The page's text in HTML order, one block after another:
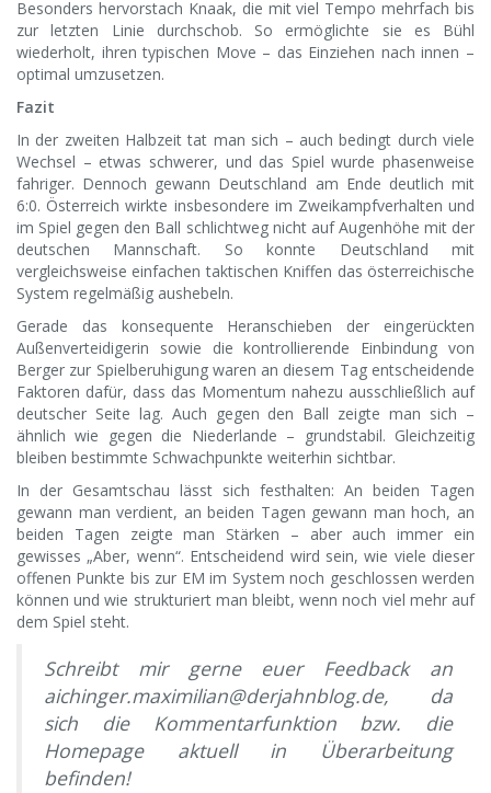
Besonders hervorstach Knaak, die mit viel Tempo mehrfach bis
zur letzten Linie durchschob. So ermöglichte sie es Bühl
wiederholt, ihren typischen Move – das Einziehen nach innen –
optimal umzusetzen.
Fazit
In der zweiten Halbzeit tat man sich – auch bedingt durch viele
Wechsel – etwas schwerer, und das Spiel wurde phasenweise
fahriger. Dennoch gewann Deutschland am Ende deutlich mit
6:0. Österreich wirkte insbesondere im Zweikampfverhalten und
im Spiel gegen den Ball schlichtweg nicht auf Augenhöhe mit der
deutschen Mannschaft. So konnte Deutschland mit
vergleichsweise einfachen taktischen Kniffen das österreichische
System regelmäßig aushebeln.
Gerade das konsequente Heranschieben der eingerückten
Außenverteidigerin sowie die kontrollierende Einbindung von
Berger zur Spielberuhigung waren an diesem Tag entscheidende
Faktoren dafür, dass das Momentum nahezu ausschließlich auf
deutscher Seite lag. Auch gegen den Ball zeigte man sich –
ähnlich wie gegen die Niederlande – grundstabil. Gleichzeitig
bleiben bestimmte Schwachpunkte weiterhin sichtbar.
In der Gesamtschau lässt sich festhalten: An beiden Tagen
gewann man verdient, an beiden Tagen gewann man hoch, an
beiden Tagen zeigte man Stärken – aber auch immer ein
gewisses „Aber, wenn“. Entscheidend wird sein, wie viele dieser
offenen Punkte bis zur EM im System noch geschlossen werden
können und wie strukturiert man bleibt, wenn noch viel mehr auf
dem Spiel steht.
Schreibt mir gerne euer Feedback an
aichinger.maximilian@derjahnblog.de, da
sich die Kommentarfunktion bzw. die
Homepage aktuell in Überarbeitung
befinden!